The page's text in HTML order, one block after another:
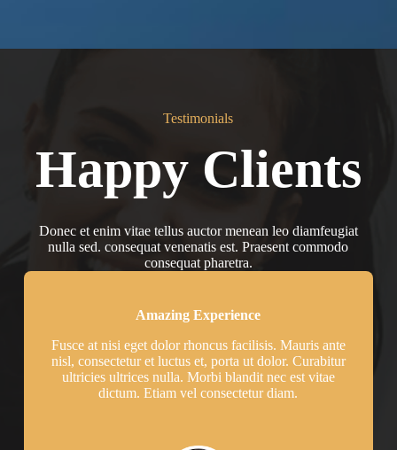
Testimonials
Happy Clients
Donec et enim vitae tellus auctor menean leo diamfeugiat
nulla sed. consequat venenatis est. Praesent commodo
consequat pharetra.
Amazing Experience
Fusce at nisi eget dolor rhoncus facilisis. Mauris ante
nisl, consectetur et luctus et, porta ut dolor. Curabitur
ultricies ultrices nulla. Morbi blandit nec est vitae
dictum. Etiam vel consectetur diam.